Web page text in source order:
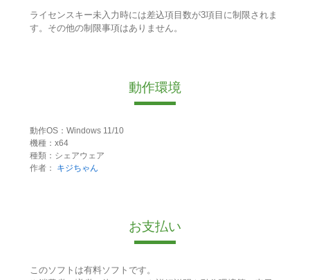
ライセンスキー未入力時には差込項目数が3項目に制限されま
す。その他の制限事項はありません。
動作環境
動作OS：Windows 11/10
機種：x64
種類：シェアウェア
作者：
キジちゃん
お支払い
このソフトは有料ソフトです。